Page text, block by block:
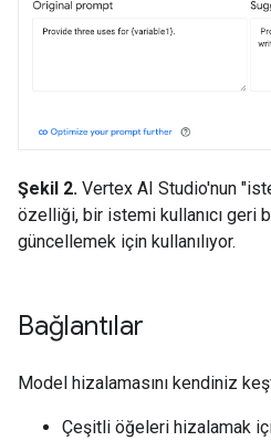
Şekil 2. Vertex AI Studio'nun
özelliği, bir istemi kullanıcı geri
güncellemek için kullanılıyor.
Bağlantılar
Model hizalamasını kendiniz
Çeşitli öğeleri hizalamak